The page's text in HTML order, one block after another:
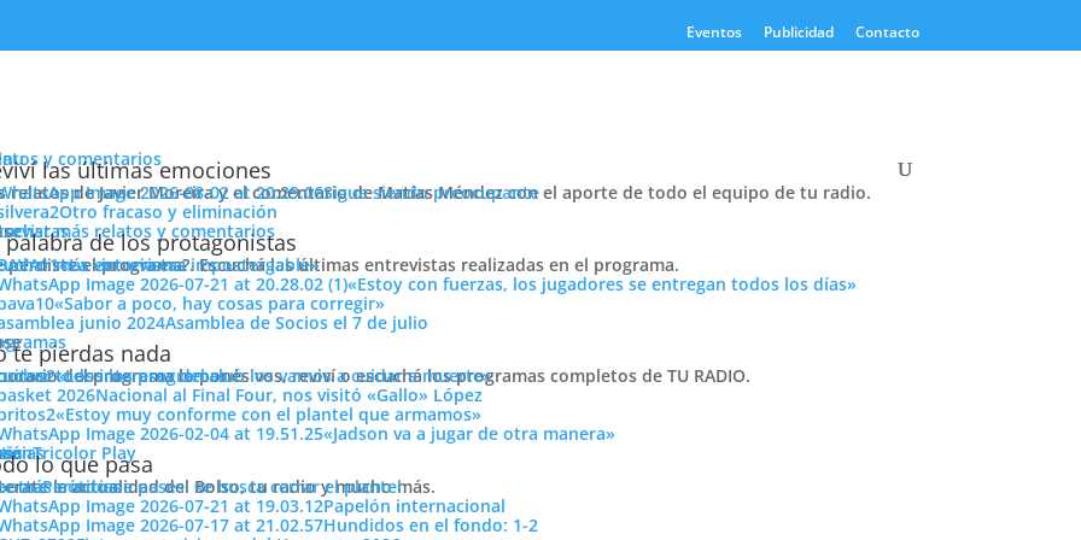
Eventos Publicidad Contacto
y comentarios
las últimas emociones
relatos de Javier Moreira y el comentario de Matías Méndez con el aporte de todo el equipo de tu radio.
Sigue siendo preocupante
Otro fracaso y eliminación
más relatos y comentarios
palabra de los protagonistas
perdiste el programa?. Escuchá las últimas entrevistas realizadas en el programa.
más entrevistas
«La victoria era impostergable»
«Estoy con fuerzas, los jugadores se entregan todos los días»
«Sabor a poco, hay cosas para corregir»
Asamblea de Socios el 7 de julio
te pierdas nada
del programa lo ponés vos, reviví o escuchá los programas completos de TU RADIO.
todos los programas
«Los intereses del club los vamos a cuidar a muerte»
Nacional al Final Four, nos visitó «Gallo» López
«Estoy muy conforme con el plantel que armamos»
«Jadson va a jugar de otra manera»
Play
lo que pasa
la actualidad del Bolso, tu radio y mucho más.
más noticias
Período de pases: se busca cerrar el plantel
Papelón internacional
Hundidos en el fondo: 1-2
el domingo a salir con todo por los 3 puntos como marca la
Pasión
Tricolor
Tweets by PasionTricolor1